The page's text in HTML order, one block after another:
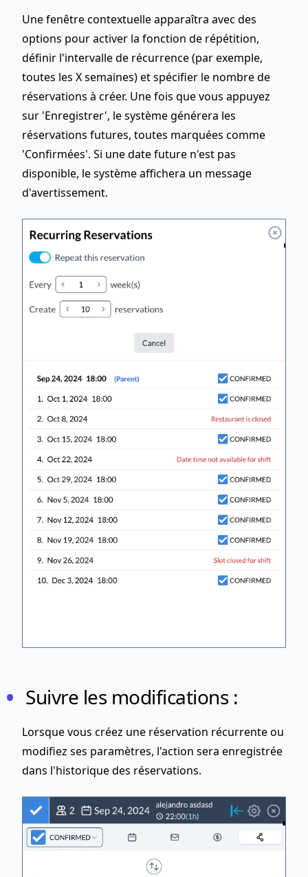
Une fenêtre contextuelle apparaîtra avec des
options pour activer la fonction de répétition,
définir l'intervalle de récurrence (par exemple,
toutes les X semaines) et spécifier le nombre de
réservations à créer. Une fois que vous appuyez
sur 'Enregistrer', le système générera les
réservations futures, toutes marquées comme
'Confirmées'. Si une date future n'est pas
disponible, le système affichera un message
d'avertissement.
Suivre les modifications :
Lorsque vous créez une réservation récurrente ou
modifiez ses paramètres, l'action sera enregistrée
dans l'historique des réservations.